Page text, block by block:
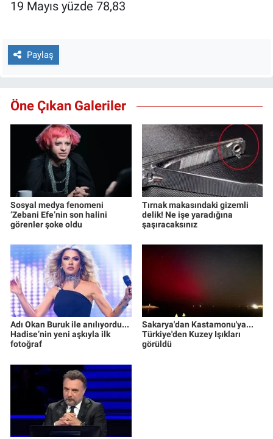
19 Mayıs yüzde 78,83
Paylaş
Öne Çıkan Galeriler
Sosyal medya fenomeni
‘Zebani Efe’nin son halini
görenler şoke oldu
Tırnak makasındaki gizemli
delik! Ne işe yaradığına
şaşıracaksınız
Adı Okan Buruk ile anılıyordu...
Hadise’nin yeni aşkıyla ilk
fotoğraf
Sakarya'dan Kastamonu'ya...
Türkiye'den Kuzey Işıkları
görüldü